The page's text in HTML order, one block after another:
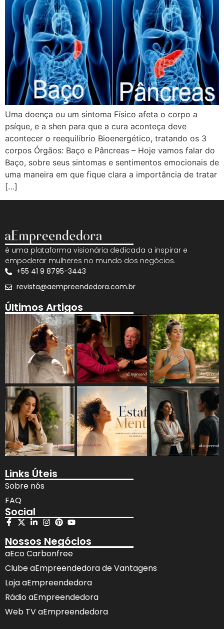
Uma doença ou um sintoma Físico afeta o corpo a
psíque, e a shen para que a cura aconteça deve
acontecer o reequilíbrio Bioenergético, tratando os 3
corpos Órgãos: Baço e Pâncreas – Hoje vamos falar do
Baço, sobre seus sintomas e sentimentos emocionais de
uma maneira em que fique clara a importância de tratar
[…]
é uma plataforma visionária dedicada a inspirar e
empoderar mulheres no mundo dos negócios.
+55 41 9 8795-3443
revista@aempreendedora.com.br
Últimos Artigos
Links Úteis
Sobre nós
FAQ
Social
Nossos Negócios
aEco Carbonfree
Clube aEmpreendedora de Vantagens
Loja aEmpreendedora
Rádio aEmpreendedora
Web TV aEmpreendedora